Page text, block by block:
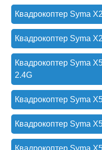
Квадрокоптер Syma
Квадрокоптер Syma
Квадрокоптер Syma
2.4G
Квадрокоптер Syma
Квадрокоптер Syma
Квадрокоптер Syma